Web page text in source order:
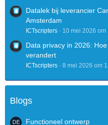
Datalek bij leverancier
Amsterdam
ICTscripters 10 mei 2026 om
Data privacy in 2026:
verandert
ICTscripters 8 mei 2026 om
Blogs
Functioneel ontwerp